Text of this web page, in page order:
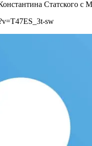
Статского с
sw